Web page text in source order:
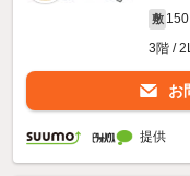
敷
3階 /
お
提供